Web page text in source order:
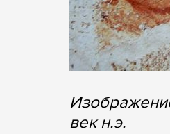
век н.э.